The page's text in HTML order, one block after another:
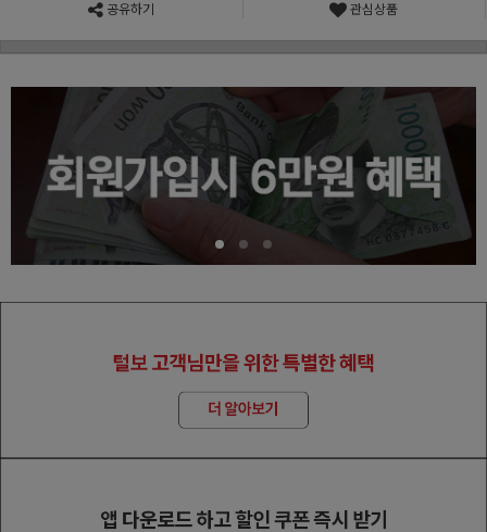
공유하기 관심상품